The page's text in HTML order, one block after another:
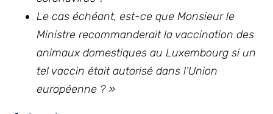
Le cas échéant, est-ce que Monsieur le
Ministre recommanderait la vaccination des
animaux domestiques au Luxembourg si un
tel vaccin était autorisé dans l’Union
européenne ? »